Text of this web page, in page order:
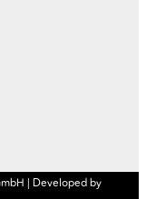
| Developed by